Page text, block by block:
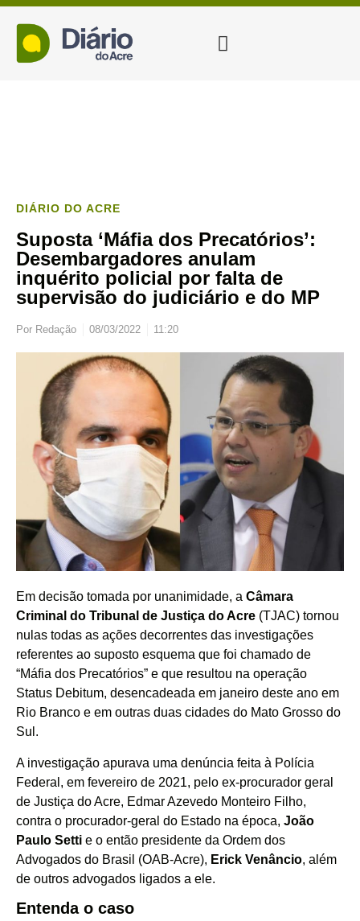
DIÁRIO DO ACRE
Suposta ‘Máfia dos Precatórios’:
Desembargadores anulam
inquérito policial por falta de
supervisão do judiciário e do MP
Por Redação 08/03/2022 11:20
Em decisão tomada por unanimidade, a Câmara
Criminal do Tribunal de Justiça do Acre (TJAC) tornou
nulas todas as ações decorrentes das investigações
referentes ao suposto esquema que foi chamado de
“Máfia dos Precatórios” e que resultou na operação
Status Debitum, desencadeada em janeiro deste ano em
Rio Branco e em outras duas cidades do Mato Grosso do
Sul.
A investigação apurava uma denúncia feita à Polícia
Federal, em fevereiro de 2021, pelo ex-procurador geral
de Justiça do Acre, Edmar Azevedo Monteiro Filho,
contra o procurador-geral do Estado na época, João
Paulo Setti e o então presidente da Ordem dos
Advogados do Brasil (OAB-Acre), Erick Venâncio, além
de outros advogados ligados a ele.
Entenda o caso